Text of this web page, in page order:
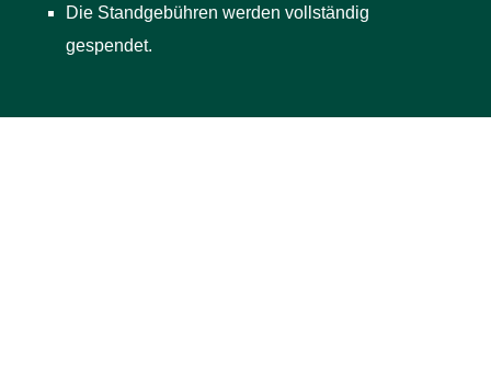
Die Standgebühren werden vollständig
gespendet.